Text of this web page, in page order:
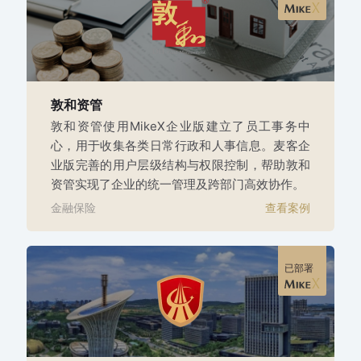
敦和资管
敦和资管使用MikeX企业版建立了员工事务中
心，用于收集各类日常行政和人事信息。麦客企
业版完善的用户层级结构与权限控制，帮助敦和
资管实现了企业的统一管理及跨部门高效协作。
金融保险 查看案例
已部署